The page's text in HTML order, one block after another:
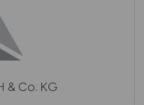
& Co. KG